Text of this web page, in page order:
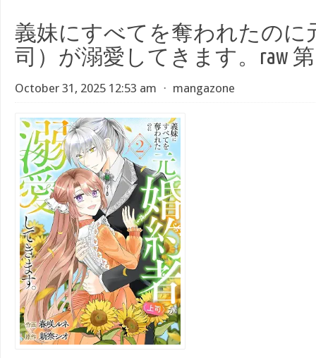
義妹にすべてを奪われたのに
司）が溺愛してきます。raw 第
October 31, 2025 12:53 am ⋅ mangazone